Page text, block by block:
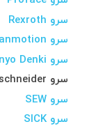
سرو Rexroth
سرو Sanmotion
سرو Sanyo Denki
سرو schneider
سرو SEW
سرو SICK